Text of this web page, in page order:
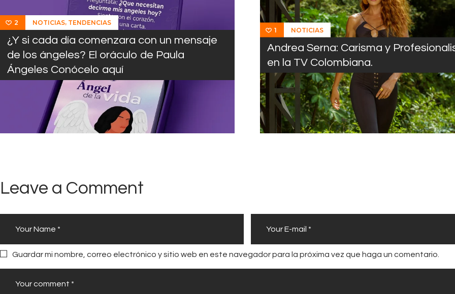
2 NOTICIAS, TENDENCIAS
¿Y si cada día comenzara con un mensaje
de los ángeles? El oráculo de Paula
Ángeles Conócelo aquí
1 NOTICIAS
Andrea Serna: Carisma y
en la TV Colombiana.
Leave a Comment
Guardar mi nombre, correo electrónico y sitio web en este navegador para la próxima vez que haga un comentario.